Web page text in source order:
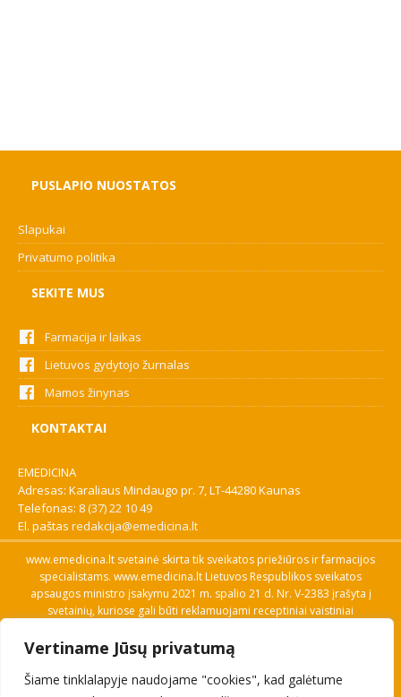
Vertiname Jūsų privatumą
Šiame tinklalapyje naudojame "cookies", kad galėtume
PUSLAPIO NUOSTATOS
Slapukai
Privatumo politika
SEKITE MUS
Farmacija ir laikas
Lietuvos gydytojo žurnalas
Mamos žinynas
KONTAKTAI
EMEDICINA
Adresas: Karaliaus Mindaugo pr. 7, LT-44280 Kaunas
Telefonas: 8 (37) 22 10 49
El. paštas redakcija@emedicina.lt
www.emedicina.lt svetainė skirta tik sveikatos priežiūros ir farmacijos
specialistams. www.emedicina.lt Lietuvos Respublikos sveikatos
apsaugos ministro įsakymu 2021 m. spalio 21 d. Nr. V-2383 įrašyta į
svetainių, kuriose gali būti reklamuojami receptiniai vaistiniai
savo profesinę kvalifikaciją. Naudingos nuorodos: Vaistų ir medicinos
pagalbos priemonių kainų paieška, VVKT tinklalapis, Sveikatos
priežiūros ar farmacijos specialisto pranešimo apie įtariamą